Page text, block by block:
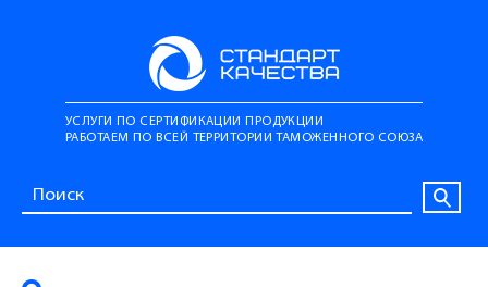
УСЛУГИ ПО СЕРТИФИКАЦИИ ПРОДУКЦИИ
РАБОТАЕМ ПО ВСЕЙ ТЕРРИТОРИИ ТАМОЖЕННОГО СОЮЗА